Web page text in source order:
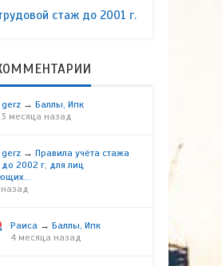
стаж до 2001 г.
gerz →Баллы, Ипк
3 месяца назад
gerz →Правила учёта стажа
до 2002 г, для лиц
Раиса →Баллы, Ипк
4 месяца назад